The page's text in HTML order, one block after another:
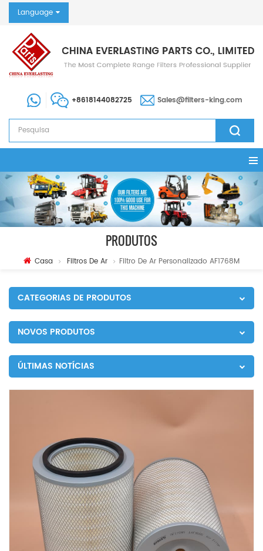
Language
+8618144082725 Sales@filters-king.com
PRODUTOS
Casa Filtros De Ar Filtro De Ar Personalizado AF1768M
CATEGORIAS DE PRODUTOS
NOVOS PRODUTOS
ÚLTIMAS NOTÍCIAS